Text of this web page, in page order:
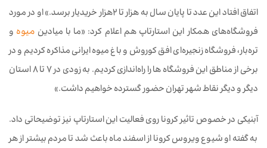
اتفاق افتاد این عدد تا پایان سال به هزار تا ۲هزار خریدیار برسد.» او در مورد
فروشگاه‌های همکار این استارتاپ هم اعلام کرد: «ما با میادین میوه و
تره‌بار، فروشگاه زنجیره‌ای افق کوروش و باغ میوه ایرانی مذاکره کردیم و در
برخی از مناطق این فروشگاه ها را راه‌اندازی کردیم. به زودی در ۷ تا ۸ استان
دیگر و دیگر نقاط شهر تهران حضور گسترده خواهیم داشت.»
آبنیکی در خصوص تاثیر کرونا روی فعالیت این استارتاپ نیز توضیحاتی داد.
به گفته او شیوع ویروس کرونا از اسفند‌ ماه باعث شد تا مردم بیشتر از هر